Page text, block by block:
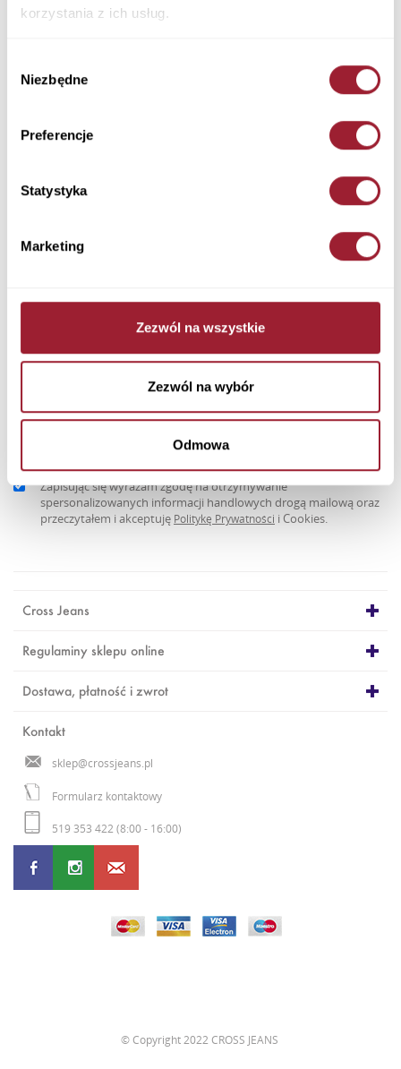
korzystania z ich usług.
zgody
Niezbędne
Preferencje
Statystyka
Marketing
Zezwól na wszystkie
Zezwól na wybór
Odmowa
Ta męska bluza w biało-czerwonym kolorze została uszyta z
Newsletter
Zapisując się wyrażam zgodę na otrzymywanie
spersonalizowanych informacji handlowych drogą mailową oraz
przeczytałem i akceptuję Politykę Prywatności i Cookies.
Cross Jeans
Regulaminy sklepu online
Dostawa, płatność i zwrot
Kontakt
sklep@crossjeans.pl
Formularz kontaktowy
519 353 422 (8:00 - 16:00)
©Copyright 2022 CROSS JEANS